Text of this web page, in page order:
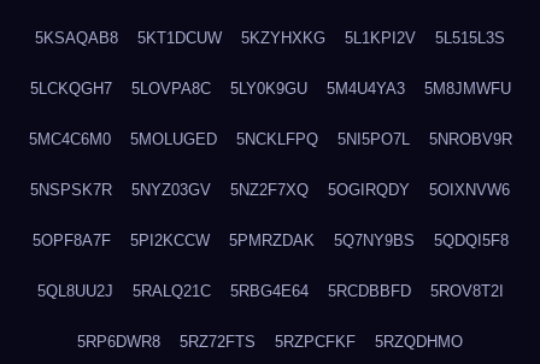
5KSAQAB8 5KT1DCUW 5KZYHXKG 5L1KPI2V 5L515L3S
5LCKQGH7 5LOVPA8C 5LY0K9GU 5M4U4YA3 5M8JMWFU
5MC4C6M0 5MOLUGED 5NCKLFPQ 5NI5PO7L 5NROBV9R
5NSPSK7R 5NYZ03GV 5NZ2F7XQ 5OGIRQDY 5OIXNVW6
5OPF8A7F 5PI2KCCW 5PMRZDAK 5Q7NY9BS 5QDQI5F8
5QL8UU2J 5RALQ21C 5RBG4E64 5RCDBBFD 5ROV8T2I
5RP6DWR8 5RZ72FTS 5RZPCFKF 5RZQDHMO